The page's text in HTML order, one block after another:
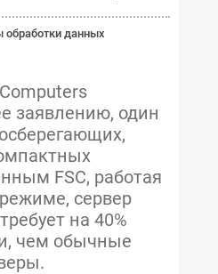
обработки данных
заявлению, один
FSC, работая
сервер
на 40%
чем обычные